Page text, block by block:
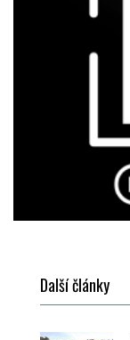
Další články